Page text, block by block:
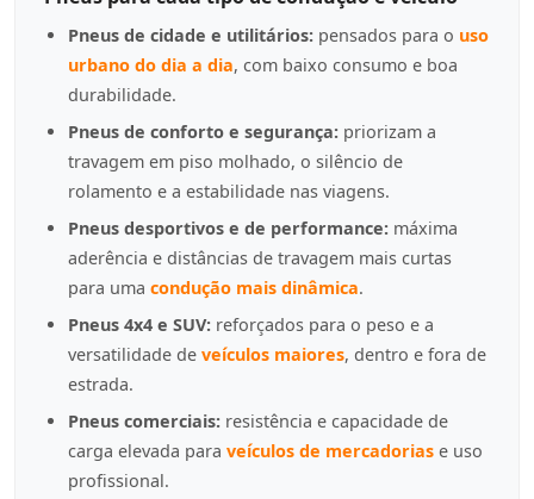
Pneus de cidade e utilitários: pensados para o uso
urbano do dia a dia, com baixo consumo e boa
durabilidade.
Pneus de conforto e segurança: priorizam a
travagem em piso molhado, o silêncio de
rolamento e a estabilidade nas viagens.
Pneus desportivos e de performance: máxima
aderência e distâncias de travagem mais curtas
para uma condução mais dinâmica.
Pneus 4x4 e SUV: reforçados para o peso e a
versatilidade de veículos maiores, dentro e fora de
estrada.
Pneus comerciais: resistência e capacidade de
carga elevada para veículos de mercadorias e uso
profissional.